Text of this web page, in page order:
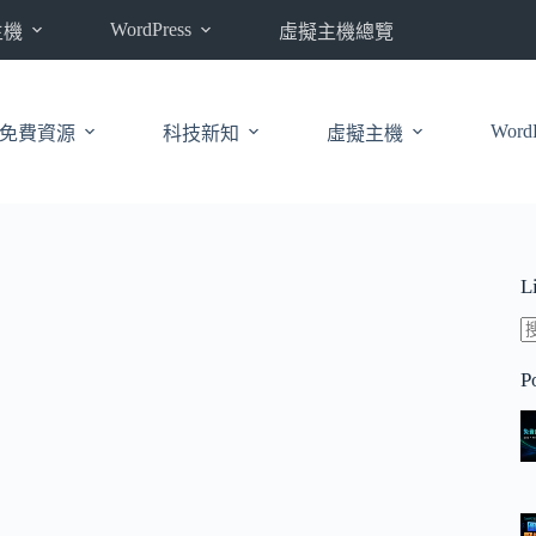
WordPress 虛擬主機總覽
免費資源 科技新知 虛擬主機